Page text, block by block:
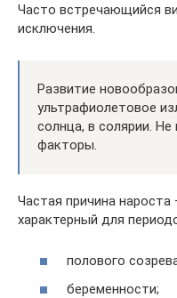
Часто встречающийся
исключения.
Развитие
ультрафиолетовое
солнца, в солярии.
факторы.
Частая причина
характерный для
полового
беременности;